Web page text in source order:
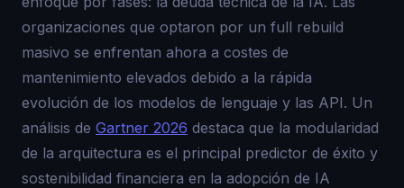
organizaciones que optaron por un full rebuild
masivo se enfrentan ahora a costes de
mantenimiento elevados debido a la rápida
evolución de los modelos de lenguaje y las API. Un
análisis de Gartner 2026 destaca que la modularidad
de la arquitectura es el principal predictor de éxito y
sostenibilidad financiera en la adopción de IA